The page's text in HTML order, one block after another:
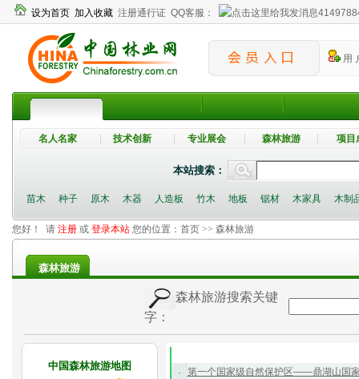
设为首页 加入收藏 注册通行证 QQ客服：
用
名人名家 技术创新 专业展会 森林旅游 项目
本站搜索：
苗木 种子 原木 木器 人造板 竹木 地板 锯材 木家具 木制
您好！ 请 注册 或 登录本站 您的位置： 首页 >> 森林旅游
森林旅游
森林旅游搜索关键
字：
中国森林旅游地图
·
第一个国家级自然保护区——鼎湖山国